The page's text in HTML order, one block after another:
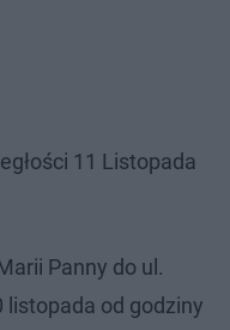
11 Listopada
Panny do ul.
listopada od godziny